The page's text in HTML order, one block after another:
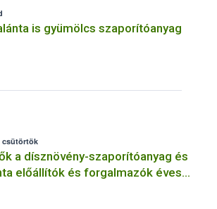
is gyümölcs szaporítóanyag
csütörtök
a dísznövény-szaporítóanyag és
előállítók és forgalmazók éves